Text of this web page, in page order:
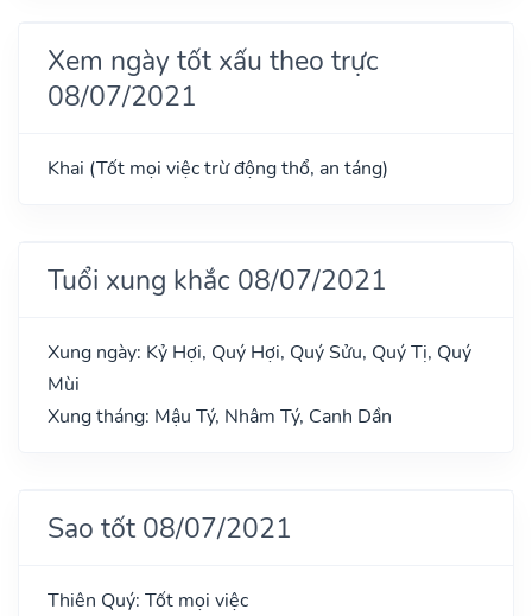
Xem ngày tốt xấu theo trực
08/07/2021
Khai (Tốt mọi việc trừ động thổ, an táng)
Tuổi xung khắc 08/07/2021
Xung ngày: Kỷ Hợi, Quý Hợi, Quý Sửu, Quý Tị, Quý
Mùi
Xung tháng: Mậu Tý, Nhâm Tý, Canh Dần
Sao tốt 08/07/2021
Thiên Quý: Tốt mọi việc